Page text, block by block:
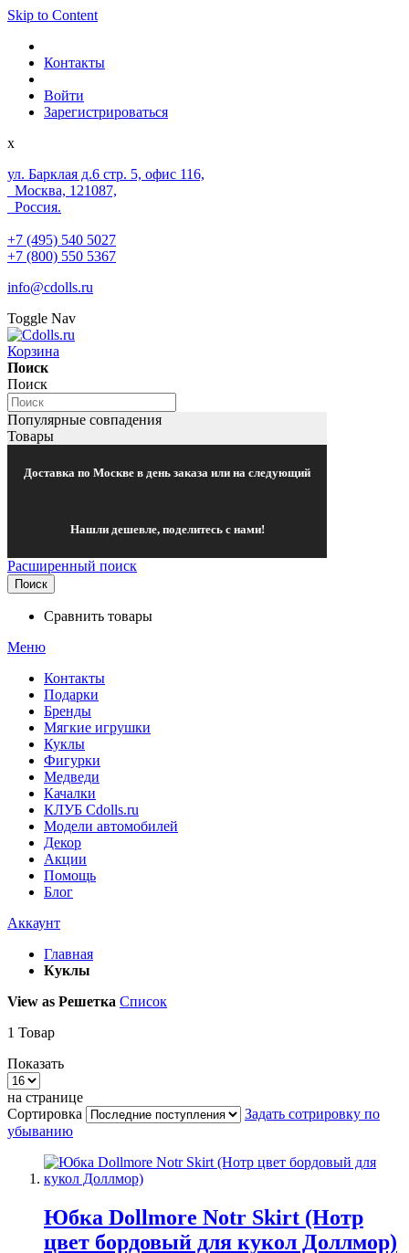
Skip to Content
Контакты
Войти
Зарегистрироваться
x
ул. Барклая д.6 стр. 5, офис 116,
Москва, 121087,
Россия.
+7 (495) 540 5027
+7 (800) 550 5367
info@cdolls.ru
Toggle Nav
Корзина
Поиск
Поиск
Популярные совпадения
Товары
Доставка по Москве в день заказа или на следующий
Нашли дешевле, поделитесь с нами!
Расширенный поиск
Поиск
Сравнить товары
Меню
Контакты
Подарки
Бренды
Мягкие игрушки
Куклы
Фигурки
Медведи
Качалки
КЛУБ Cdolls.ru
Модели автомобилей
Декор
Акции
Помощь
Блог
Аккаунт
Главная
Куклы
View as Решетка Список
1 Товар
Показать
на странице
Сортировка
Задать сотрировку по
убыванию
Юбка Dollmore Notr Skirt (Нотр
цвет бордовый для кукол Доллмор)